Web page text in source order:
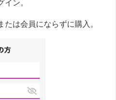
イン。
は会員にならずに購入。